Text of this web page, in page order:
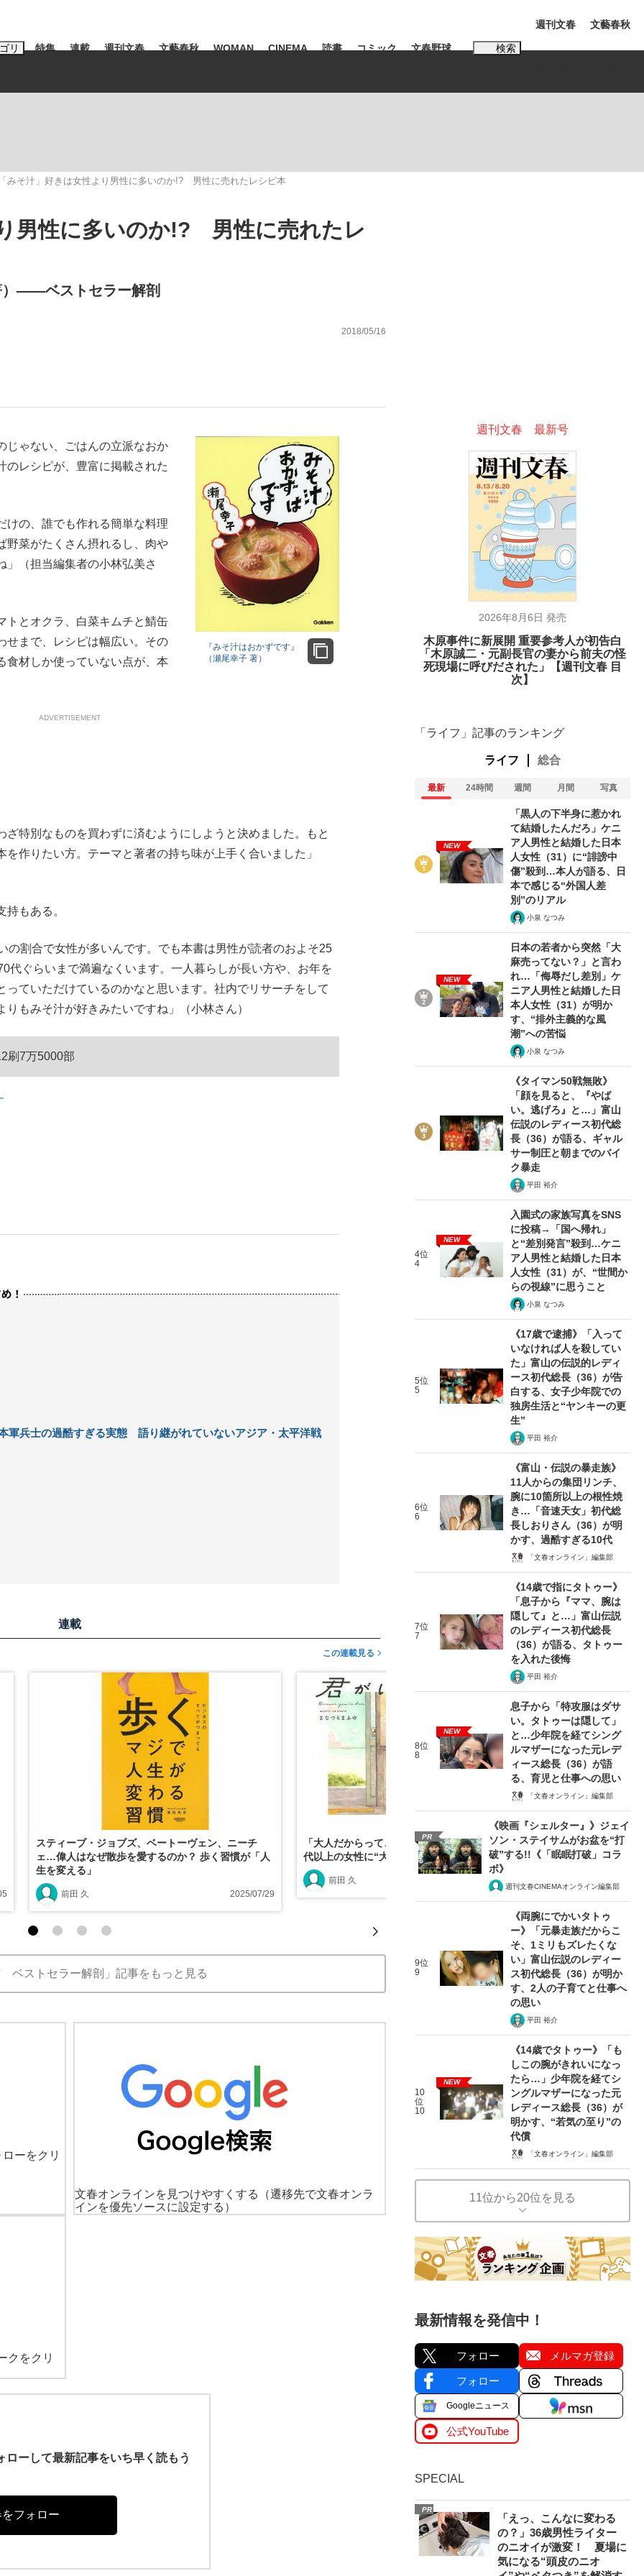
リ
”の真実 選手が明かす... 「敗因分析は一切聞かれなかった」侍ジャパン選手が証言した“NPB聞...
の国から』倉本聰氏（91...
もっと見る
特集
もっと見る
連載 週刊文春 文藝春秋 WOMAN CINEMA 読書 コミック 文春野球 検索
凌輝 #高市早苗 #後藤真希 #森岡毅 #城彰二 #内田有紀
#松田聖子
週刊文春 文藝春秋
みそ汁」好きは女性より男性に多いのか!? 男性に売れたレシピ本
男性に多いのか!? 男性に売れたレ
）――ベストセラー解剖
2018/05/16
『みそ汁はおかずです』
（瀬尾幸子 著）
ゃない、ごはんの立派なおか
のレシピが、豊富に掲載された
けの、誰でも作れる簡単な料理
野菜がたくさん摂れるし、肉や
」（担当編集者の小林弘美さ
とオクラ、白菜キムチと鯖缶
せまで、レシピは幅広い。その
食材しか使っていない点が、本
ADVERTISEMENT
特別なものを買わずに済むようにしようと決めました。もと
作りたい方。テーマと著者の持ち味が上手く合いました」
もある。
の割合で女性が多いんです。でも本書は男性が読者のおよそ25
代ぐらいまで満遍なくいます。一人暮らしが長い方や、お年を
ていただけているのかなと思います。社内でリサーチをして
もみそ汁が好きみたいですね」（小林さん）
刷7万5000部
軍兵士の過酷すぎる実態 語り継がれていないアジア・太平洋戦
連載
この連載見る
スティーブ・ジョブズ、ベートーヴェン、ニーチ
ェ…偉人はなぜ散歩を愛するのか？ 歩く習慣が「人
生を変える」
前田 久 2025/07/29
「大人だからって、痛くないわけじゃない」今、50
代以上の女性に“大人の絵本”が響いているワケ
前田 久 2025/07/22
ベストセラー解剖」記事をもっと見る
ーをクリ
文春オンラインを見つけやすくする
（遷移先で文春オンラ
インを優先ソースに設定する）
クをクリ
ローして最新記事をいち早く読もう
フォロー
週刊文春 最新号
2026年8月6日 発売
木原事件に新展開 重要参考人が初告白
「木原誠二・元副長官の妻から前夫の怪
死現場に呼びだされた」【週刊文春 目
次】
「ライフ」記事のランキング
ライフ 総合
最新 24時間 週間 月間 写真
NEW
「黒人の下半身に惹かれ
て結婚したんだろ」ケニ
ア人男性と結婚した日本
人女性（31）に“誹謗中
傷”殺到…本人が語る、日
本で感じる“外国人差
別”のリアル
小泉 なつみ
NEW
日本の若者から突然「大
麻売ってない？」と言わ
れ…「侮辱だし差別」ケ
ニア人男性と結婚した日
本人女性（31）が明か
す、“排外主義的な風
潮”への苦悩
小泉 なつみ
《タイマン50戦無敗》
「顔を見ると、『やば
い。逃げろ』と…」富山
伝説のレディース初代総
長（36）が語る、ギャル
サー制圧と朝までのバイ
ク暴走
平田 裕介
4位
4
NEW
入園式の家族写真をSNS
に投稿→「国へ帰れ」
と“差別発言”殺到…ケニ
ア人男性と結婚した日本
人女性（31）が、“世間か
らの視線”に思うこと
小泉 なつみ
5位
5
《17歳で逮捕》「入って
いなければ人を殺してい
た」富山の伝説的レディ
ース初代総長（36）が告
白する、女子少年院での
独房生活と“ヤンキーの更
生”
平田 裕介
6位
6
《富山・伝説の暴走族》
11人からの集団リンチ、
腕に10箇所以上の根性焼
き…「音速天女」初代総
長しおりさん（36）が明
かす、過酷すぎる10代
「文春オンライン」編集部
7位
7
《14歳で指にタトゥー》
「息子から『ママ、腕は
隠して』と…」富山伝説
のレディース初代総長
（36）が語る、タトゥー
を入れた後悔
平田 裕介
8位
8
NEW
息子から「特攻服はダサ
い。タトゥーは隠して」
と…少年院を経てシング
ルマザーになった元レデ
ィース総長（36）が語
る、育児と仕事への思い
「文春オンライン」編集部
PR
《映画『シェルター』》ジェイ
ソン・ステイサムがお盆を“打
破”する!!《「眠眠打破」コラ
ボ》
週刊文春CINEMAオンライン編集部
9位
9
《両腕にでかいタトゥ
ー》「元暴走族だからこ
そ、1ミリもズレたくな
い」富山伝説のレディー
ス初代総長（36）が明か
す、2人の子育てと仕事へ
の思い
平田 裕介
10
位
10
NEW
《14歳でタトゥー》「も
しこの腕がきれいになっ
たら…」少年院を経てシ
ングルマザーになった元
レディース総長（36）が
明かす、“若気の至り”の
代償
「文春オンライン」編集部
11位から20位を見る
最新情報を発信中！
フォロー メルマガ登録
フォロー
Googleニュース
公式YouTube
SPECIAL
PR
「えっ、こんなに変わる
の？」36歳男性ライター
のニオイが激変！ 夏場に
気になる“頭皮のニオ